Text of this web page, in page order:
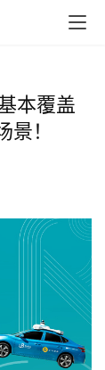
本覆盖
！